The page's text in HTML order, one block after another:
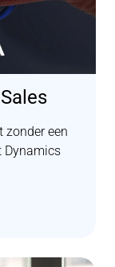
zonder een
Dynamics